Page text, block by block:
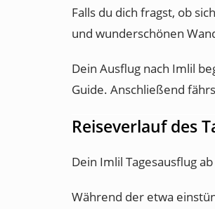
Falls du dich fragst, ob
und wunderschönen
Dein Ausflug nach Imlil
Guide. Anschließend
Reiseverlauf des
Dein Imlil Tagesausflug
Während der etwa